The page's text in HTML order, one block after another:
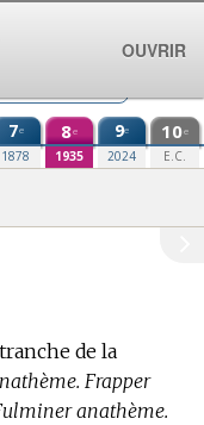
7e
1878
8e
1935
9e
2024
10e
E.C.
de la
Frapper
anathème.
OUVRIR